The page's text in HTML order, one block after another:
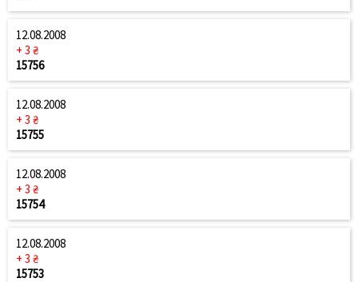
12.08.2008
+ 3 ₴
15756
12.08.2008
+ 3 ₴
15755
12.08.2008
+ 3 ₴
15754
12.08.2008
+ 3 ₴
15753